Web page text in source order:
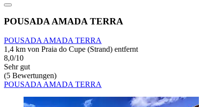
POUSADA AMADA TERRA
POUSADA AMADA TERRA
1,4 km von Praia do Cupe (Strand) entfernt
8,0/10
Sehr gut
(5 Bewertungen)
POUSADA AMADA TERRA